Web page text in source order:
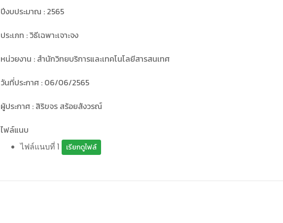
ปีงบประมาณ : 2565
ประเภท : วิธีเฉพาะเจาะจง
หน่วยงาน : สำนักวิทยบริการและเทคโนโลยีสารสนเทศ
วันที่ประกาศ : 06/06/2565
ผู้ประกาศ : สิริขจร สร้อยสังวรณ์
ไฟล์แนบ
ไฟล์แนบที่ 1 เรียกดูไฟล์